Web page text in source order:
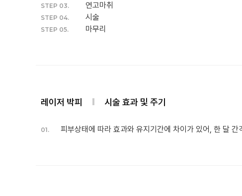
STEP 03. 연고마취
STEP 04. 시술
STEP 05. 마무리
레이저 박피 시술 효과 및 주기
01. 피부상태에 따라 효과와 유지기간에 차이가 있어, 한 달 간